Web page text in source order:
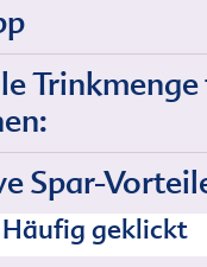
Trinkmenge
Spar-
Häufig geklickt